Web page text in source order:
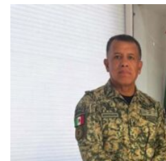
Recuerda que los horarios de
viernes de 9 a 17 horas.
telefónico 984 214 44 45 para
0306 para atención